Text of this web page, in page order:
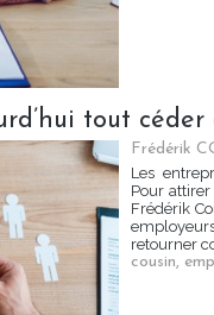
tout céder
Frédérik
Les
Pour
Frédérik
retourner
cousin,